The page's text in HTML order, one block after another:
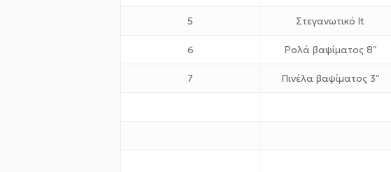
5 Στεγανωτικό lt
6 Ρολά βαψίματος 8″
7 Πινέλα βαψίματος 3″